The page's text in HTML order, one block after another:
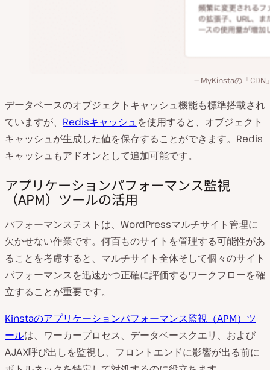
MyKinstaの「CDN
データベースのオブジェクトキャッシュ機能も標準搭載され
ていますが、 Redisキャッシュを使用すると、オブジェクト
キャッシュが生成した値を保存することができます。Redis
キャッシュもアドオンとして追加可能です。
アプリケーションパフォーマンス監視
（APM）ツールの活用
パフォーマンステストは、WordPressマルチサイト管理に
欠かせない作業です。何百ものサイトを管理する可能性があ
ることを考慮すると、マルチサイト全体そして個々のサイト
パフォーマンスを迅速かつ正確に評価するワークフローを確
立することが重要です。
Kinstaのアプリケーションパフォーマンス監視（APM）ツ
ールは、ワーカープロセス、データベースクエリ、および
AJAX呼び出しを監視し、フロントエンドに影響が出る前に